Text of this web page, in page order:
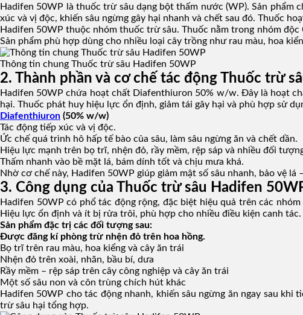
Hadifen 50WP là thuốc trừ sâu dạng bột thấm nước (WP). Sản
xúc và vị độc, khiến sâu ngừng gây hại nhanh và chết sau đó. Thuốc
Hadifen 50WP thuộc nhóm thuốc trừ sâu. Thuốc nằm trong nhóm
Sản phẩm phù hợp dùng cho nhiều loại cây trồng như rau màu, hoa
Thông tin chung Thuốc trừ sâu Hadifen 50WP
2. Thành phần và cơ chế tác động Thuốc trừ
Hadifen 50WP chứa hoạt chất Diafenthiuron 50% w/w. Đây là hoạt
hại. Thuốc phát huy hiệu lực ổn định, giảm tái gây hại và phù hợp sử
Diafenthiuron (50% w/w)
Tác động tiếp xúc và vị độc.
Ức chế quá trình hô hấp tế bào của sâu, làm sâu ngừng ăn và chết dần.
Hiệu lực mạnh trên bọ trĩ, nhện đỏ, rầy mềm, rệp sáp và nhiều đối
Thấm nhanh vào bề mặt lá, bám dính tốt và chịu mưa khá.
Nhờ cơ chế này, Hadifen 50WP giúp giảm mật số sâu nhanh, bảo vệ
3. Công dụng của Thuốc trừ sâu Hadifen
Hadifen 50WP có phổ tác động rộng, đặc biệt hiệu quả trên các
Hiệu lực ổn định và ít bị rửa trôi, phù hợp cho nhiều điều kiện canh tác.
Sản phẩm đặc trị các đối tượng sau:
Được đăng kí phòng trừ nhện đỏ trên hoa hồng.
Bọ trĩ trên rau màu, hoa kiểng và cây ăn trái
Nhện đỏ trên xoài, nhãn, bầu bí, dưa
Rầy mềm – rệp sáp trên cây công nghiệp và cây ăn trái
Một số sâu non và côn trùng chích hút khác
Hadifen 50WP cho tác động nhanh, khiến sâu ngừng ăn ngay sau
trừ sâu hại tổng hợp.